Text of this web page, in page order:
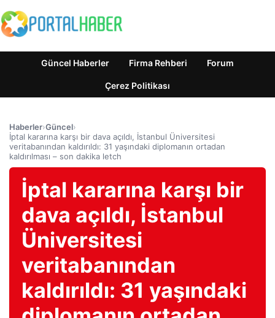
Güncel Haberler Firma Rehberi Forum
Çerez Politikası
Haberler›Güncel›
İptal kararına karşı bir dava açıldı, İstanbul Üniversitesi
veritabanından kaldırıldı: 31 yaşındaki diplomanın ortadan
kaldırılması – son dakika letch
İptal kararına karşı bir
dava açıldı, İstanbul
Üniversitesi
veritabanından
kaldırıldı: 31 yaşındaki